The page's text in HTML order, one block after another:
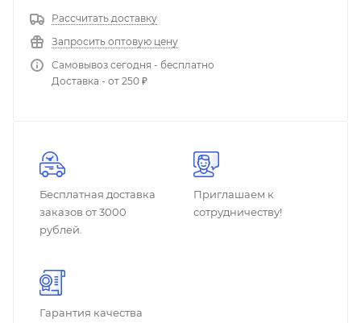
Рассчитать доставку
Запросить оптовую цену
Самовывоз сегодня - бесплатно
Доставка - от 250 ₽
Бесплатная доставка
заказов от 3000
рублей.
Приглашаем к
сотрудничеству!
Гарантия качества